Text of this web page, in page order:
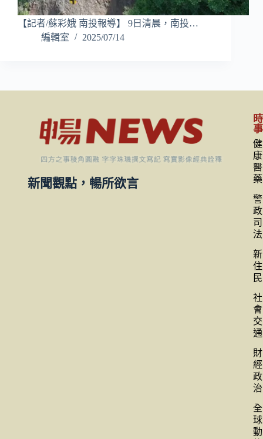
【記者/蘇彩娥 南投報導】 9日清晨，南投…
編輯室
2025/07/14
新聞觀點，暢所欲言
時
事
健
康
醫
藥
警
政
司
法
新
住
民
社
會
交
通
財
經
政
治
全
球
動